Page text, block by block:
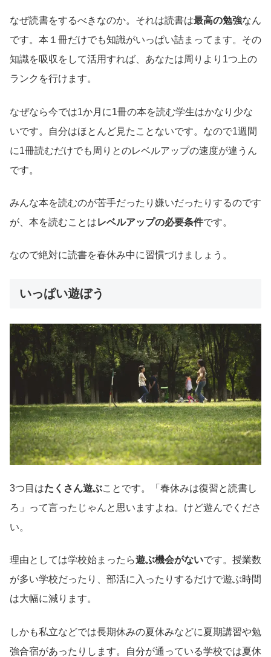
なぜ読書をするべきなのか。それは読書は最高の勉強なん
です。本１冊だけでも知識がいっぱい詰まってます。その
知識を吸収をして活用すれば、あなたは周りより1つ上の
ランクを行けます。
なぜなら今では1か月に1冊の本を読む学生はかなり少な
いです。自分はほとんど見たことないです。なので1週間
に1冊読むだけでも周りとのレベルアップの速度が違うん
です。
みんな本を読むのが苦手だったり嫌いだったりするのです
が、本を読むことはレベルアップの必要条件です。
なので絶対に読書を春休み中に習慣づけましょう。
いっぱい遊ぼう
3つ目はたくさん遊ぶことです。「春休みは復習と読書し
ろ」って言ったじゃんと思いますよね。けど遊んでくださ
い。
理由としては学校始まったら遊ぶ機会がないです。授業数
が多い学校だったり、部活に入ったりするだけで遊ぶ時間
は大幅に減ります。
しかも私立などでは長期休みの夏休みなどに夏期講習や勉
強合宿があったりします。自分が通っている学校では夏休